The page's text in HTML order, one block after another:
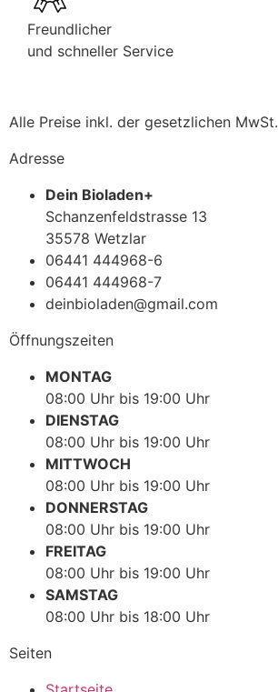
Freundlicher
und schneller Service
Alle Preise inkl. der gesetzlichen MwSt.
Adresse
Dein Bioladen+
Schanzenfeldstrasse 13
35578 Wetzlar
06441 444968-6
06441 444968-7
deinbioladen@gmail.com
Öffnungszeiten
MONTAG
08:00 Uhr bis 19:00 Uhr
DIENSTAG
08:00 Uhr bis 19:00 Uhr
MITTWOCH
08:00 Uhr bis 19:00 Uhr
DONNERSTAG
08:00 Uhr bis 19:00 Uhr
FREITAG
08:00 Uhr bis 19:00 Uhr
SAMSTAG
08:00 Uhr bis 18:00 Uhr
Seiten